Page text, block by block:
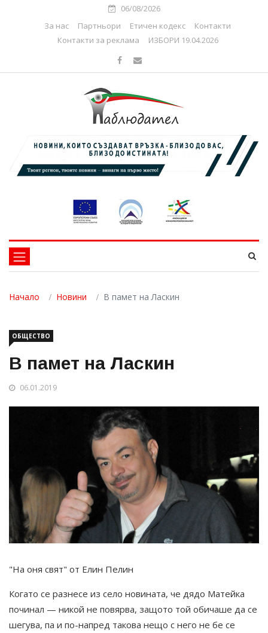
06/08/2026
За нас
Партньори Етичен кодекс
Контакти
Контакти за реклама
ИЗБОРИ 19.04.2026
Начало Новини В памет на Ласкин
ОБЩЕСТВО
В памет на Ласкин
06.01.2019
"На оня свят" от Елин Пелин
Когато се разнесе из село новината, че дядо Матейка
починал — никой не повярва, защото той обичаше да се
шегува, па и по-напред такова нещо с него не бе се